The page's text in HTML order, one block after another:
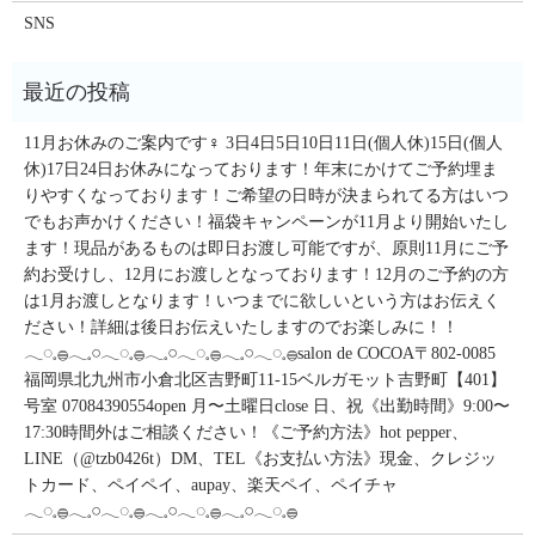
SNS
11月お休みのご案内です‍♀️ 3日4日5日10日11日(個人休)15日(個人
休)17日24日お休みになっております！年末にかけてご予約埋ま
りやすくなっております！ご希望の日時が決まられてる方はいつ
でもお声かけください！福袋キャンペーンが11月より開始いたし
ます！現品があるものは即日お渡し可能ですが、原則11月にご予
約お受けし、12月にお渡しとなっております！12月のご予約の方
は1月お渡しとなります！いつまでに欲しいという方はお伝えく
ださい！詳細は後日お伝えいたしますのでお楽しみに！！
𓂃◌𓈒𓐍𓂃𓈒𓏸𓂃◌𓈒𓐍𓂃𓈒𓏸𓂃◌𓈒𓐍𓂃𓈒𓏸𓂃◌𓈒𓐍salon de COCOA〒802-0085
福岡県北九州市小倉北区吉野町11-15ベルガモット吉野町【401】
号室︎ 07084390554open 月〜土曜日close 日、祝《出勤時間》9:00〜
17:30時間外はご相談ください！《ご予約方法》hot pepper、
LINE（@tzb0426t）DM、TEL《お支払い方法》現金、クレジッ
トカード、ペイペイ、aupay、楽天ペイ、ペイチャ
𓂃◌𓈒𓐍𓂃𓈒𓏸𓂃◌𓈒𓐍𓂃𓈒𓏸𓂃◌𓈒𓐍𓂃𓈒𓏸𓂃◌𓈒𓐍